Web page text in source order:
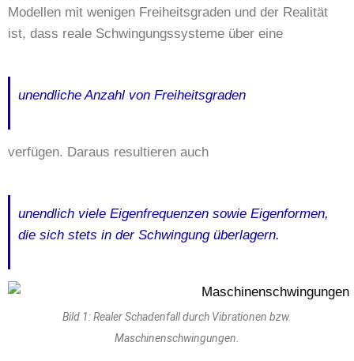
Modellen mit wenigen Freiheitsgraden und der Realität
ist, dass reale Schwingungssysteme über eine
unendliche Anzahl von Freiheitsgraden
verfügen. Daraus resultieren auch
unendlich viele Eigenfrequenzen sowie Eigenformen,
die sich stets in der Schwingung überlagern.
Bild 1: Realer Schadenfall durch Vibrationen bzw.
Maschinenschwingungen.